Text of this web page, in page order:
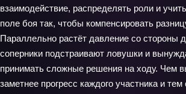
взаимодействие, распределять роли и
поле боя так, чтобы компенсировать
Параллельно растёт давление со стороны
соперники подстраивают ловушки и
принимать сложные решения на ходу. Чем
заметнее прогресс каждого участника и тем